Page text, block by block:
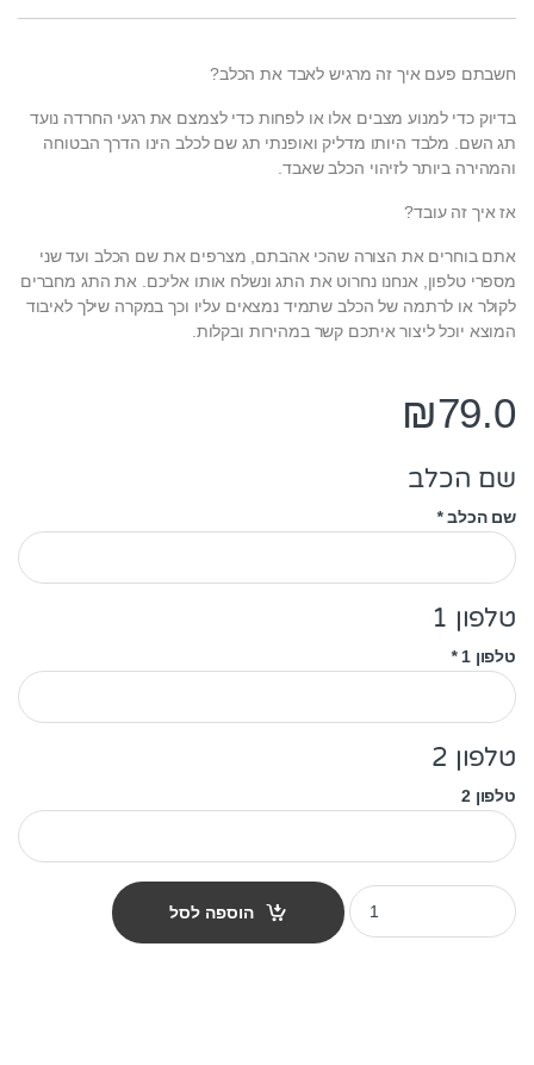
חשבתם פעם איך זה מרגיש לאבד את הכלב?
בדיוק כדי למנוע מצבים אלו או לפחות כדי לצמצם את רגעי החרדה נועד
תג השם. מלבד היותו מדליק ואופנתי תג שם לכלב הינו הדרך הבטוחה
והמהירה ביותר לזיהוי הכלב שאבד.
אז איך זה עובד?
אתם בוחרים את הצורה שהכי אהבתם, מצרפים את שם הכלב ועד שני
מספרי טלפון, אנחנו נחרוט את התג ונשלח אותו אליכם. את התג מחברים
לקולר או לרתמה של הכלב שתמיד נמצאים עליו וכך במקרה שילך לאיבוד
המוצא יוכל ליצור איתכם קשר במהירות ובקלות.
₪79.0
שם הכלב
שם הכלב*
טלפון 1
טלפון 1 *
טלפון 2
טלפון 2
תג שם לפי גזע כלב - ספינונה איטלקי quantity
הוספה לסל